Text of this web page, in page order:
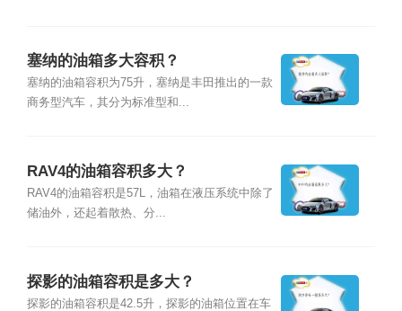
塞纳的油箱多大容积？
塞纳的油箱容积为75升，塞纳是丰田推出的一款
商务型汽车，其分为标准型和...
RAV4的油箱容积多大？
RAV4的油箱容积是57L，油箱在液压系统中除了
储油外，还起着散热、分...
探影的油箱容积是多大？
探影的油箱容积是42.5升，探影的油箱位置在车